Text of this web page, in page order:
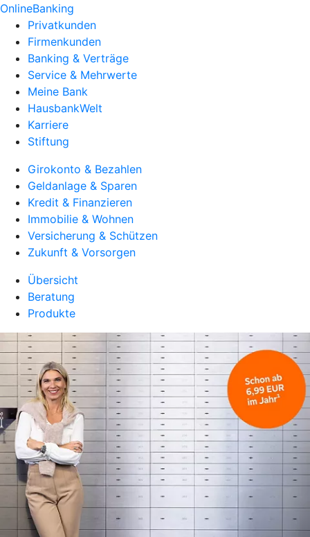
OnlineBanking
Privatkunden
Firmenkunden
Banking & Verträge
Service & Mehrwerte
Meine Bank
HausbankWelt
Karriere
Stiftung
Girokonto & Bezahlen
Geldanlage & Sparen
Kredit & Finanzieren
Immobilie & Wohnen
Versicherung & Schützen
Zukunft & Vorsorgen
Übersicht
Beratung
Produkte